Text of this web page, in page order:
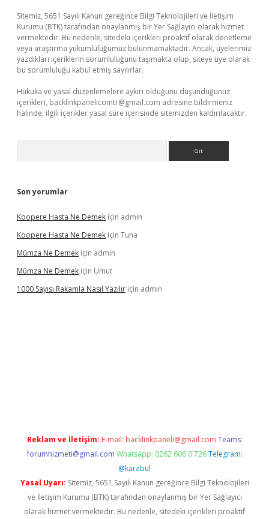
Sitemiz, 5651 Sayılı Kanun gereğince Bilgi Teknolojileri ve İletişim
Kurumu (BTK) tarafından onaylanmış bir Yer Sağlayıcı olarak hizmet
vermektedir. Bu nedenle, sitedeki içerikleri proaktif olarak denetleme
veya araştırma yükümlülüğümüz bulunmamaktadır. Ancak, üyelerimiz
yazdıkları içeriklerin sorumluluğunu taşımakta olup, siteye üye olarak
bu sorumluluğu kabul etmiş sayılırlar.
Hukuka ve yasal düzenlemelere aykırı olduğunu düşündüğünüz
içerikleri, backlinkpanelicomtr@gmail.com adresine bildirmeniz
halinde, ilgili içerikler yasal süre içerisinde sitemizden kaldırılacaktır.
Son yorumlar
Koopere Hasta Ne Demek için admin
Koopere Hasta Ne Demek için Tuna
Mümza Ne Demek için admin
Mümza Ne Demek için Umut
1000 Sayısı Rakamla Nasıl Yazılır için admin
Reklam ve İletişim: E-mail: backlinkpaneli@gmail.com Teams:
forumhizmeti@gmail.com Whatsapp: 0262 606 0 726 Telegram:
@karabul
Yasal Uyarı: Sitemiz, 5651 Sayılı Kanun gereğince Bilgi Teknolojileri
ve İletişim Kurumu (BTK) tarafından onaylanmış bir Yer Sağlayıcı
olarak hizmet vermektedir. Bu nedenle, sitedeki içerikleri proaktif